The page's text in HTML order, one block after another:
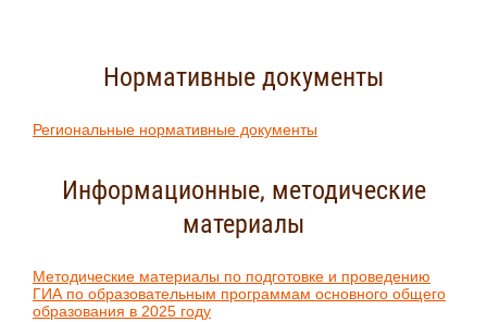
Нормативные документы
Региональные нормативные документы
Информационные, методические
материалы
Методические материалы по подготовке и проведению
ГИА по образовательным программам основного общего
образования в 2025 году